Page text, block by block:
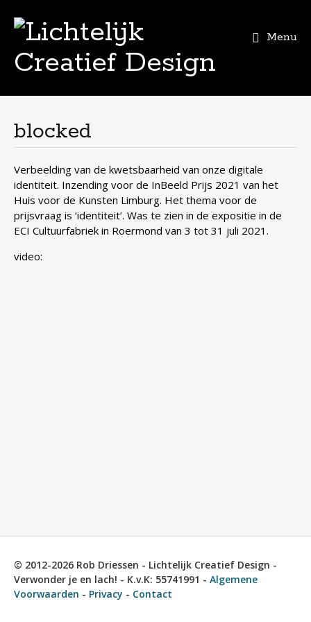
Menu
blocked
Verbeelding van de kwetsbaarheid van onze digitale
identiteit. Inzending voor de InBeeld Prijs 2021 van het
Huis voor de Kunsten Limburg. Het thema voor de
prijsvraag is ‘identiteit’. Was te zien in de expositie in de
ECI Cultuurfabriek in Roermond van 3 tot 31 juli 2021.
video:
© 2012-2026 Rob Driessen - Lichtelijk Creatief Design -
Verwonder je en lach! - K.v.K: 55741991 - Algemene
Voorwaarden - Privacy - Contact